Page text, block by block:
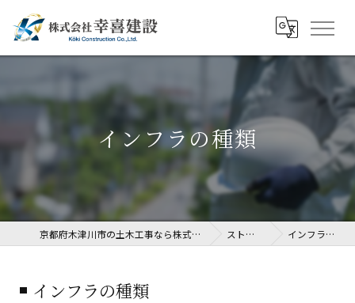
インフラの種類
京都府木津川市の土木工事なら株式会社幸喜建設 ストーリー インフラの種類
インフラの種類